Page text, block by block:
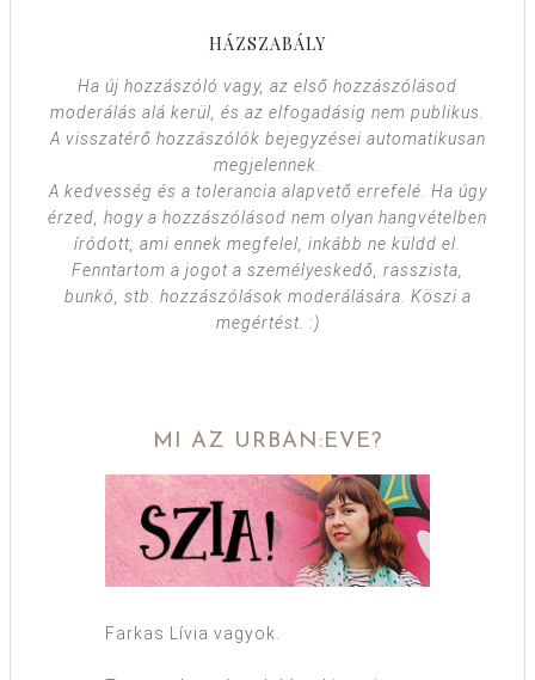
HÁZSZABÁLY
Ha új hozzászóló vagy, az első hozzászólásod
moderálás alá kerül, és az elfogadásig nem publikus.
A visszatérő hozzászólók bejegyzései automatikusan
megjelennek.
A kedvesség és a tolerancia alapvető errefelé. Ha úgy
érzed, hogy a hozzászólásod nem olyan hangvételben
íródott, ami ennek megfelel, inkább ne küldd el.
Fenntartom a jogot a személyeskedő, rasszista,
bunkó, stb. hozzászólások moderálására. Köszi a
megértést. :)
MI AZ URBAN:EVE?
Farkas Lívia vagyok.